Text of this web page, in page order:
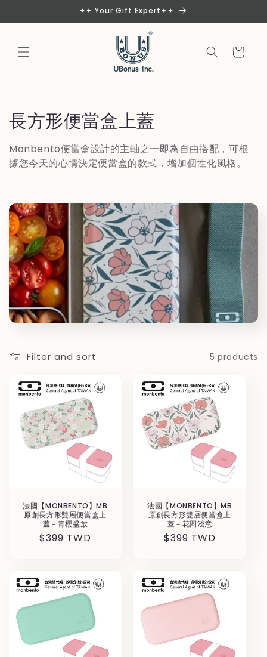
✦✦ Your Gift Expert✦✦
Cart
C
o
l
e
c
t
i
o
n
:
長方形便當盒上蓋
Monbento便當盒設計的主軸之一即為自由搭配，可根
據您今天的心情決定便當盒的款式，增加個性化風格。
Filter and sort 5 products
法國【MONBENTO】MB
原創長方形雙層便當盒上
蓋－青櫻盛放
Regular
$399 TWD
法國【MONBENTO】MB
原創長方形雙層便當盒上
蓋－花間淺意
Regular
$399 TWD